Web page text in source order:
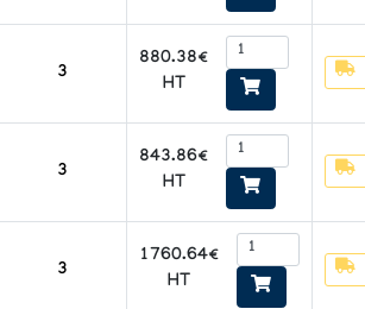
3
880.38€
HT
3
843.86€
HT
3
1760.64€
HT